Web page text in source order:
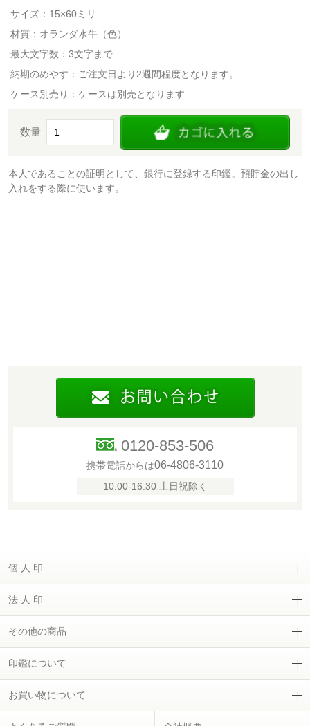
サイズ：15×60ミリ
材質：オランダ水牛（色）
最大文字数：3文字まで
納期のめやす：ご注文日より2週間程度となります。
ケース別売り：ケースは別売となります
数量
本人であることの証明として、銀行に登録する印鑑。預貯金の出し
入れをする際に使います。
0120-853-506
携帯電話からは06-4806-3110
10:00-16:30 土日祝除く
個 人 印
法 人 印
その他の商品
印鑑について
お買い物について